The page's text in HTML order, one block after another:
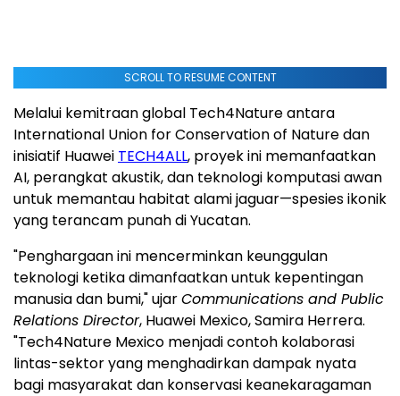
SCROLL TO RESUME CONTENT
Melalui kemitraan global Tech4Nature antara
International Union for Conservation of Nature dan
inisiatif Huawei TECH4ALL, proyek ini memanfaatkan
AI, perangkat akustik, dan teknologi komputasi awan
untuk memantau habitat alami jaguar—spesies ikonik
yang terancam punah di Yucatan.
"Penghargaan ini mencerminkan keunggulan
teknologi ketika dimanfaatkan untuk kepentingan
manusia dan bumi," ujarCommunications and Public
Relations Director, Huawei Mexico, Samira Herrera.
"Tech4Nature Mexico menjadi contoh kolaborasi
lintas-sektor yang menghadirkan dampak nyata
bagi masyarakat dan konservasi keanekaragaman